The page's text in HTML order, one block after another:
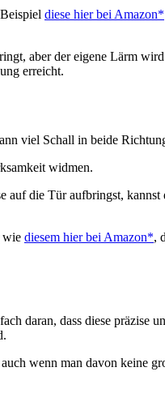
diese hier bei Amazon*
aber der eigene Lärm
erreicht.
viel Schall in beide
widmen.
auf die Tür aufbringst, kannst
wie diesem hier bei Amazon*,
daran, dass diese präzise
wenn man davon keine